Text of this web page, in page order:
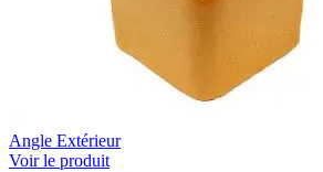
Angle Extérieur
Voir le produit